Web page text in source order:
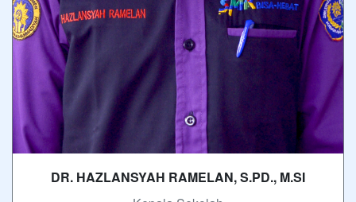
DR. HAZLANSYAH RAMELAN, S.PD., M.SI